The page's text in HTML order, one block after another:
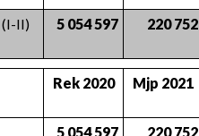
(I-II) 5 054 597 220 752
Rek 2020 Mjp 2021
5 054 597 220 752